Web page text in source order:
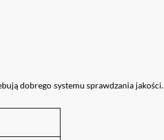
dobrego systemu sprawdzania jakości.